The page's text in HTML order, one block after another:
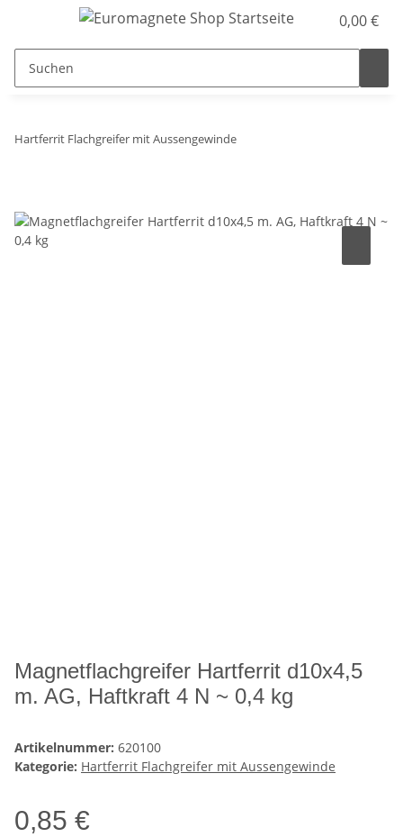
0,00 €
Hartferrit Flachgreifer mit Aussengewinde
Magnetflachgreifer Hartferrit d10x4,5
m. AG, Haftkraft 4 N ~ 0,4 kg
Artikelnummer: 620100
Kategorie: Hartferrit Flachgreifer mit Aussengewinde
0,85 €